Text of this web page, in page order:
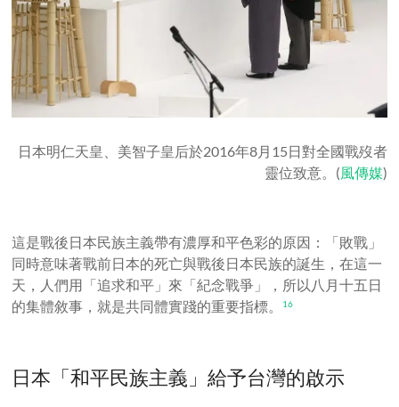
日本明仁天皇、美智子皇后於2016年8月15日對全國戰歿者
靈位致意。(風傳媒)
這是戰後日本民族主義帶有濃厚和平色彩的原因：「敗戰」
同時意味著戰前日本的死亡與戰後日本民族的誕生，在這一
天，人們用「追求和平」來「紀念戰爭」，所以八月十五日
的集體敘事，就是共同體實踐的重要指標。
16
日本「和平民族主義」給予台灣的啟示